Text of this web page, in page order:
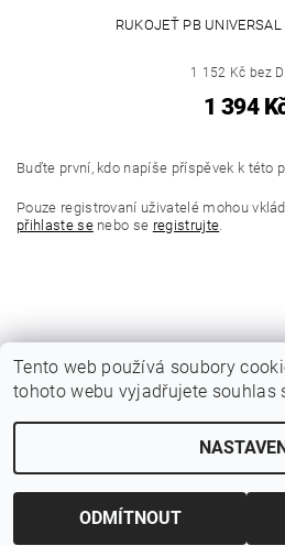
RUKOJEŤ PB UNIVERSAL
1 152 Kč bez
1 394
Buďte první, kdo napíše příspěvek k této
Pouze registrovaní uživatelé mohou
přihlaste senebo se registrujte.
Katalogy Autogen Chotěboř
2026 © Jiří Rulík Chrudim, všechna práva
Tento web používá soubory
tohoto webu vyjadřujete souhlas
ODMÍTNOUT